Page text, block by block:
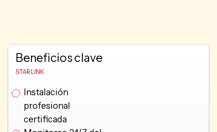
Beneficios clave
STARLINK
Instalación
profesional
certificada